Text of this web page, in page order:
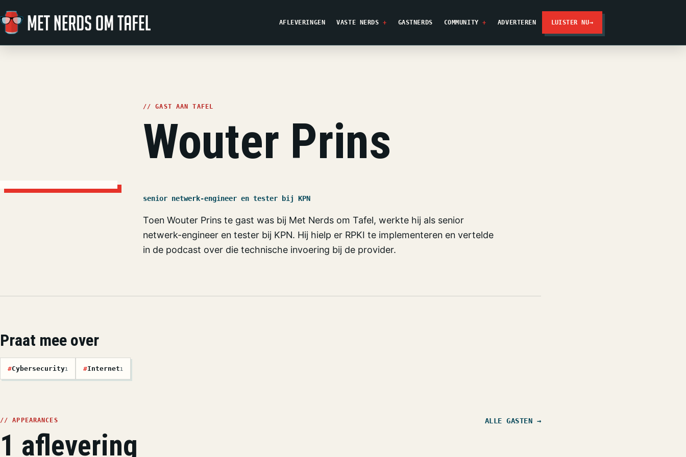
Ga naar de inhoud
AFLEVERINGEN VASTE NERDS GASTNERDS COMMUNITY ADVERTEREN LUISTER NU→
// GAST AAN TAFEL
Wouter Prins
senior netwerk-engineer en tester bij KPN
Toen Wouter Prins te gast was bij Met Nerds om Tafel, werkte hij als senior
netwerk-engineer en tester bij KPN. Hij hielp er RPKI te implementeren en vertelde
in de podcast over die technische invoering bij de provider.
Praat mee over
#Cybersecurity1 #Internet1
// APPEARANCES
1 aflevering
ALLE GASTEN →